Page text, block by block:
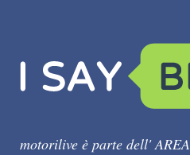
motorilive è parte dell' AREA